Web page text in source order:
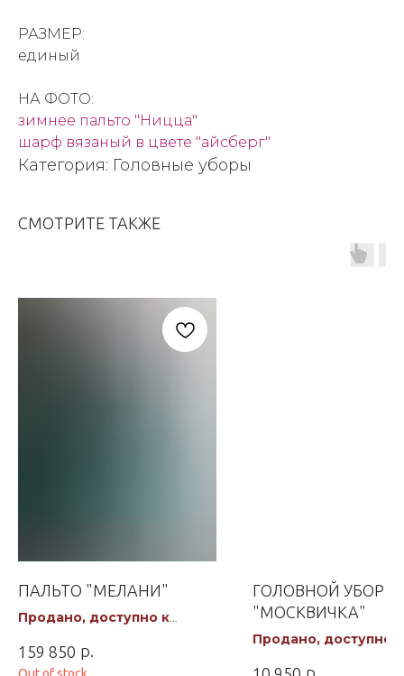
РАЗМЕР:
единый
НА ФОТО:
зимнее пальто "Ницца"
шарф вязаный в цвете "айсберг"
Категория: Головные уборы
СМОТРИТЕ ТАКЖЕ
ПАЛЬТО "МЕЛАНИ"
Продано, доступно к
159 850 р.
ГОЛОВНОЙ УБОР
"МОСКВИЧКА"
Продано, доступно к